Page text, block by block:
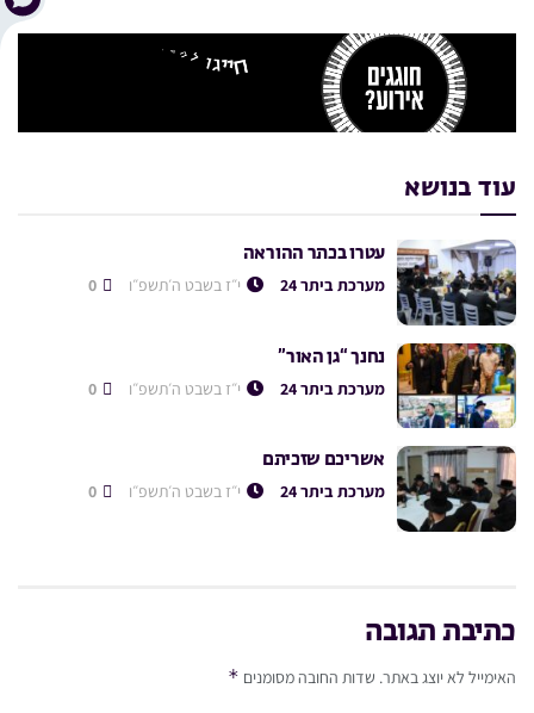
עוד בנושא
עטרו בכתר ההוראה
מערכת ביתר 24 י״ז בשבט ה׳תשפ״ו
נחנך “גן האור”
מערכת ביתר 24 י״ז בשבט ה׳תשפ״ו
אשריכם שזכיתם
מערכת ביתר 24 י״ז בשבט ה׳תשפ״ו
כתיבת תגובה
האימייל לא יוצג באתר. שדות החובה מסומנים *